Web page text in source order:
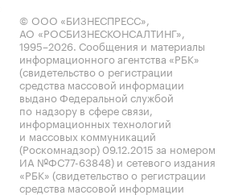
© ООО «БИЗНЕСПРЕСС»,
АО «РОСБИЗНЕСКОНСАЛТИНГ»,
1995–2026. Сообщения и материалы
информационного агентства «РБК»
(свидетельство о регистрации
средства массовой информации
выдано Федеральной службой
по надзору в сфере связи,
информационных технологий
и массовых коммуникаций
(Роскомнадзор) 09.12.2015 за номером
ИА №ФС77-63848) и сетевого издания
«РБК» (свидетельство о регистрации
средства массовой информации